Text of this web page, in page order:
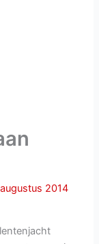
2014